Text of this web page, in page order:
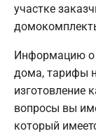
участке
Информацию о
дома, тарифы
изготовление
вопросы вы
который